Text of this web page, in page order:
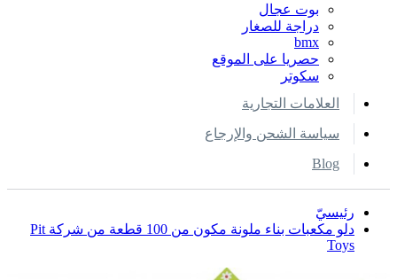
بوت عجال
دراجة للصغار
bmx
حصريا على الموقع
سكوتر
العلامات التجارية
سياسة الشحن والإرجاع
Blog
رئيسيّ
دلو مكعبات بناء ملونة مكون من 100 قطعة من شركة Pit
Toys